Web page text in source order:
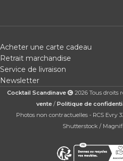
Acheter une carte cadeau
Retrait marchandise
Service de livraison
Newsletter
Cocktail Scandinave 2026 Tous droits
vente/ Politique de
Photos non contractuelles - RCS Evry
Shutterstock /